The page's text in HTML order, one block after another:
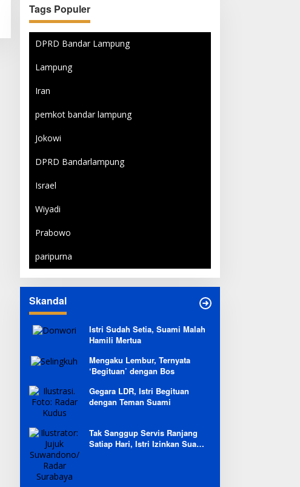
Tags Populer
DPRD Bandar Lampung
Lampung
Iran
pemkot bandar lampung
Jokowi
DPRD Bandarlampung
Israel
Wiyadi
Prabowo
paripurna
Skandal
Istri Sudah Setia, Suami Malah
Hamili Mertua
Mengaku Lembur, Ternyata
‘Begituan’ dengan Bos
Gegara LDR, Istri Begituan
dengan Teman Suami
Tak Sanggup Servis Ranjang
Satiap Hari, Istri Izinkan Suami